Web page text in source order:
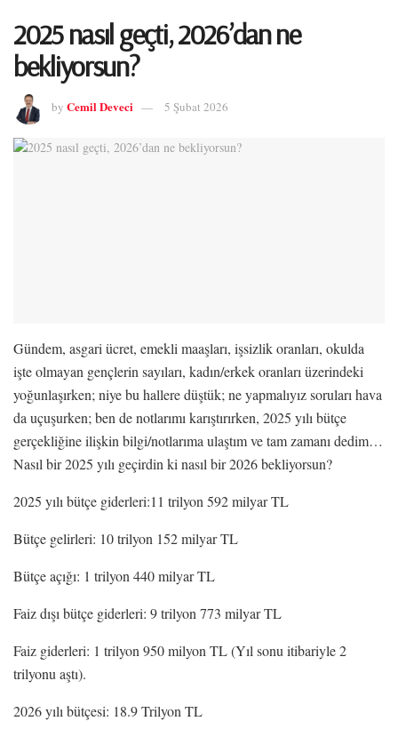
2025 nasıl geçti, 2026’dan ne
bekliyorsun?
by Cemil Deveci 5 Şubat 2026
Gündem, asgari ücret, emekli maaşları, işsizlik oranları, okulda
işte olmayan gençlerin sayıları, kadın/erkek oranları üzerindeki
yoğunlaşırken; niye bu hallere düştük; ne yapmalıyız soruları hava
da uçuşurken; ben de notlarımı karıştırırken, 2025 yılı bütçe
gerçekliğine ilişkin bilgi/notlarıma ulaştım ve tam zamanı dedim…
Nasıl bir 2025 yılı geçirdin ki nasıl bir 2026 bekliyorsun?
2025 yılı bütçe giderleri:11 trilyon 592 milyar TL
Bütçe gelirleri: 10 trilyon 152 milyar TL
Bütçe açığı: 1 trilyon 440 milyar TL
Faiz dışı bütçe giderleri: 9 trilyon 773 milyar TL
Faiz giderleri: 1 trilyon 950 milyon TL (Yıl sonu itibariyle 2
trilyonu aştı).
2026 yılı bütçesi: 18.9 Trilyon TL